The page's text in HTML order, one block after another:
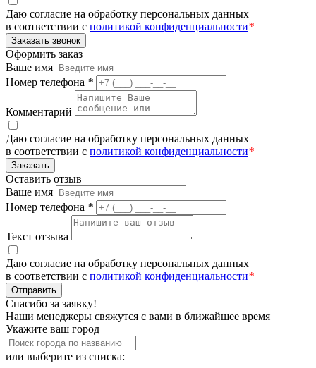
Даю согласие на обработку персональных данных
в соответствии с политикой конфиденциальности*
Заказать звонок
Оформить заказ
Ваше имя
Номер телефона *
Комментарий
Даю согласие на обработку персональных данных
в соответствии с политикой конфиденциальности*
Заказать
Оставить отзыв
Ваше имя
Номер телефона *
Текст отзыва
Даю согласие на обработку персональных данных
в соответствии с политикой конфиденциальности*
Отправить
Спасибо за заявку!
Наши менеджеры свяжутся с вами в ближайшее время
Укажите ваш город
или выберите из списка: